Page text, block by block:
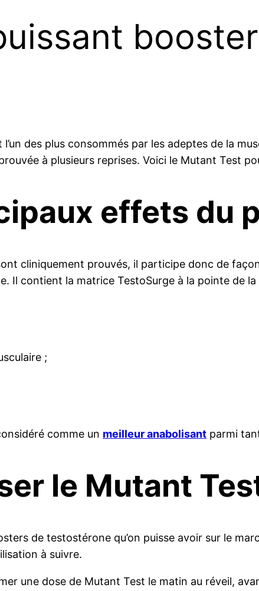
des plus consommés par les adeptes de la
à plusieurs reprises. Voici le Mutant Test
effets du
cliniquement prouvés, il participe donc de façon
Il contient la matrice TestoSurge à la pointe de
;
comme un meilleur anabolisant parmi
le Mutant
de testostérone qu’on puisse avoir sur le
à suivre.
une dose de Mutant Test le matin au réveil,